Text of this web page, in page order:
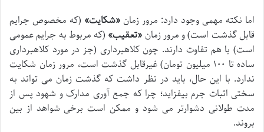
اما نکته مهمی وجود دارد: مرور زمان«شکایت» (که مخصوص جرایم
قابل گذشت است) و مرور زمان«تعقیب» (که مربوط به جرایم عمومی
است) با هم تفاوت دارند. چون کلاهبرداری (جز در مورد کلاهبرداری
ساده تا ۱۰۰ میلیون تومان) غیرقابل گذشت است، مرور زمان شکایت
ندارد. با این حال، باید در نظر داشت که گذشت زمان می تواند به
سختی اثبات جرم بیفزاید؛ چرا که جمع آوری مدارک و شهود پس از
مدت طولانی دشوارتر می شود و ممکن است برخی شواهد از بین
بروند.